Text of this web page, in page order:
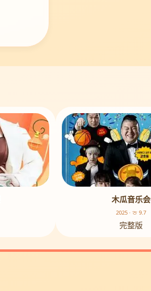
木瓜音乐会
2025 · 🍈 9.7
完整版